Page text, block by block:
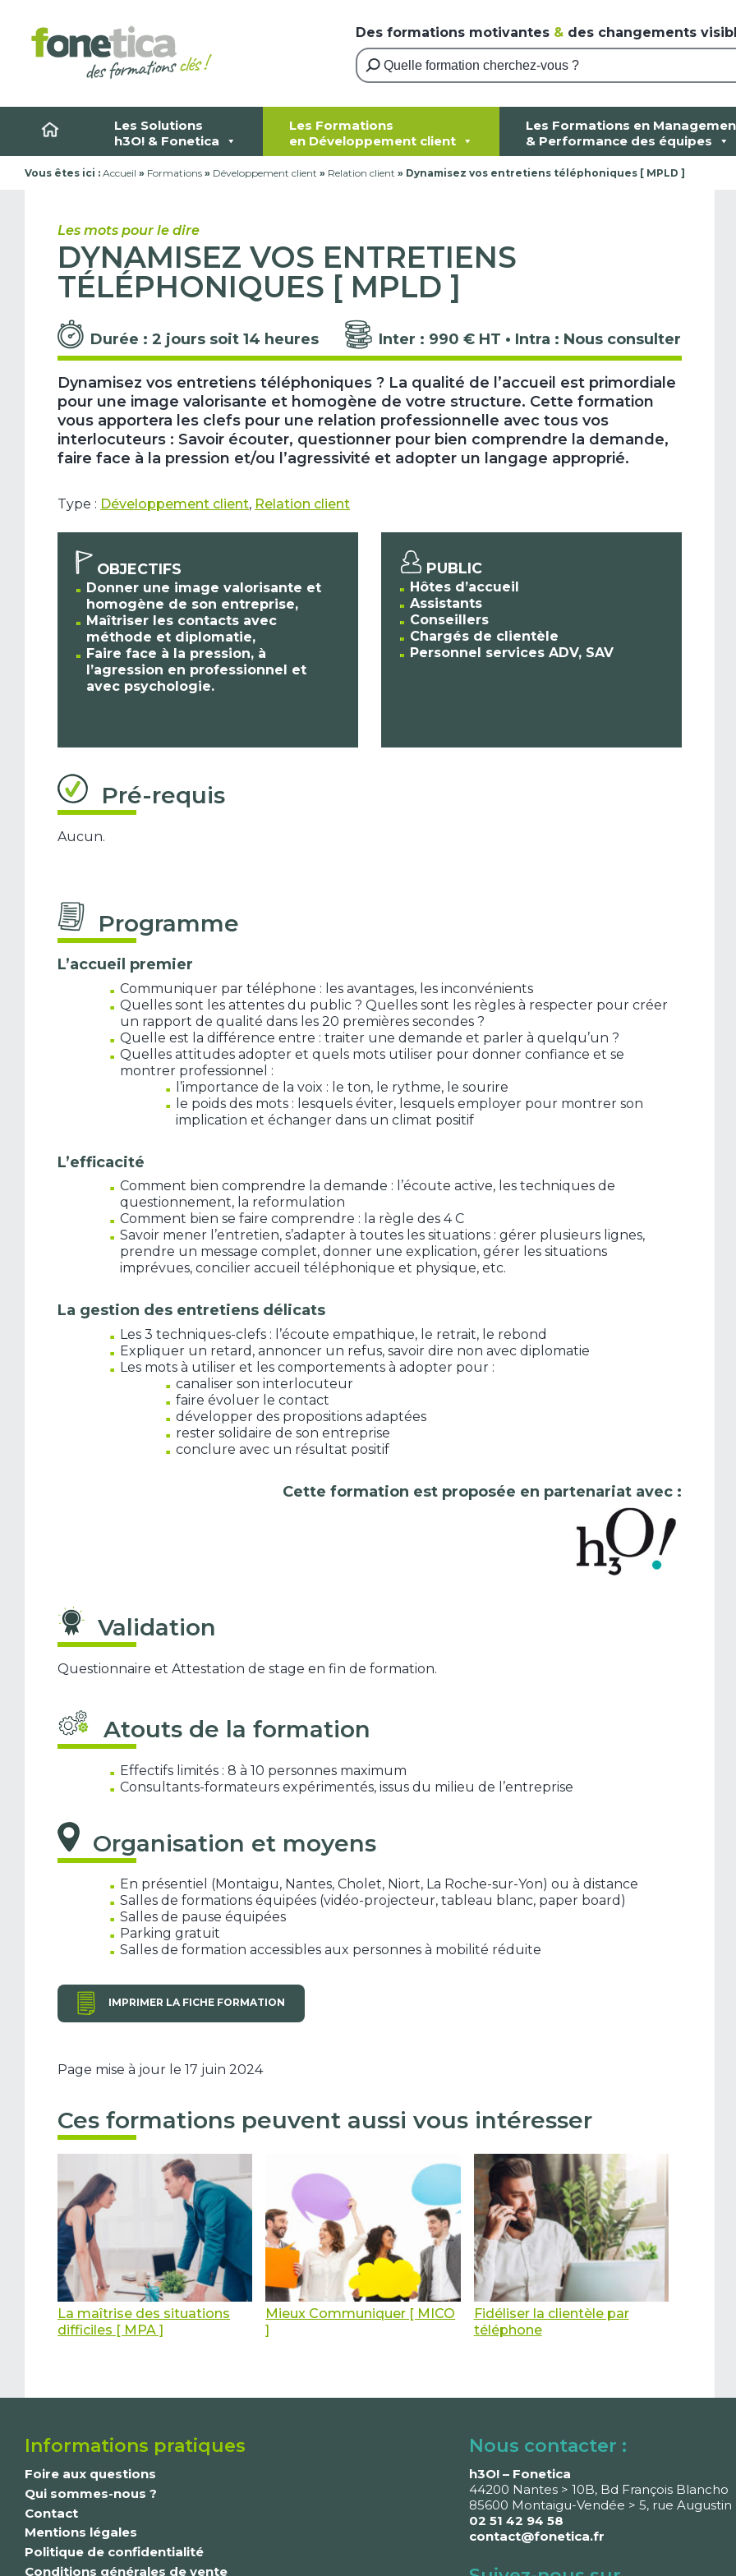
content
Des formations motivantes & des changements
Les Solutions
h3O! & Fonetica
Les Formations
en Développement client
Les Formations en
& Performance des équipes
Vous êtes ici : Accueil » Formations » Développement client » Relation client » Dynamisez vos entretiens téléphoniques [ MPLD ]
Les mots pour le dire
DYNAMISEZ VOS ENTRETIENS
TÉLÉPHONIQUES [ MPLD ]
Durée : 2 jours soit 14 heures Inter : 990 € HT • Intra : Nous consulter
Dynamisez vos entretiens téléphoniques ? La qualité de l’accueil est primordiale
pour une image valorisante et homogène de votre structure. Cette formation
vous apportera les clefs pour une relation professionnelle avec tous vos
interlocuteurs : Savoir écouter, questionner pour bien comprendre la demande,
faire face à la pression et/ou l’agressivité et adopter un langage approprié.
Type : Développement client, Relation client
OBJECTIFS
Donner une image valorisante et
homogène de son entreprise,
Maîtriser les contacts avec
méthode et diplomatie,
Faire face à la pression, à
l’agression en professionnel et
avec psychologie.
PUBLIC
Hôtes d’accueil
Assistants
Conseillers
Chargés de clientèle
Personnel services ADV, SAV
Pré-requis
Aucun.
Programme
L’accueil premier
Communiquer par téléphone : les avantages, les inconvénients
Quelles sont les attentes du public ? Quelles sont les règles à respecter pour créer
un rapport de qualité dans les 20 premières secondes ?
Quelle est la différence entre : traiter une demande et parler à quelqu’un ?
Quelles attitudes adopter et quels mots utiliser pour donner confiance et se
montrer professionnel :
l’importance de la voix : le ton, le rythme, le sourire
le poids des mots : lesquels éviter, lesquels employer pour montrer son
implication et échanger dans un climat positif
L’efficacité
Comment bien comprendre la demande : l’écoute active, les techniques de
questionnement, la reformulation
Comment bien se faire comprendre : la règle des 4 C
Savoir mener l’entretien, s’adapter à toutes les situations : gérer plusieurs lignes,
prendre un message complet, donner une explication, gérer les situations
imprévues, concilier accueil téléphonique et physique, etc.
La gestion des entretiens délicats
Les 3 techniques-clefs : l’écoute empathique, le retrait, le rebond
Expliquer un retard, annoncer un refus, savoir dire non avec diplomatie
Les mots à utiliser et les comportements à adopter pour :
canaliser son interlocuteur
faire évoluer le contact
développer des propositions adaptées
rester solidaire de son entreprise
conclure avec un résultat positif
Cette formation est proposée en partenariat avec :
Validation
Questionnaire et Attestation de stage en fin de formation.
Atouts de la formation
Effectifs limités : 8 à 10 personnes maximum
Consultants-formateurs expérimentés, issus du milieu de l’entreprise
Organisation et moyens
En présentiel (Montaigu, Nantes, Cholet, Niort, La Roche-sur-Yon) ou à distance
Salles de formations équipées (vidéo-projecteur, tableau blanc, paper board)
Salles de pause équipées
Parking gratuit
Salles de formation accessibles aux personnes à mobilité réduite
IMPRIMER LA FICHE FORMATION
Page mise à jour le 17 juin 2024
Ces formations peuvent aussi vous intéresser
La maîtrise des situations
difficiles [ MPA ]
Mieux Communiquer [ MICO
]
Fidéliser la clientèle par
téléphone
Informations pratiques
Foire aux questions
Qui sommes-nous ?
Contact
Mentions légales
Politique de confidentialité
Conditions générales de vente
Nous contacter :
h3O! – Fonetica
44200 Nantes > 10B, Bd François Blancho
85600 Montaigu-Vendée > 5, rue Augustin
02 51 42 94 58
contact@fonetica.fr